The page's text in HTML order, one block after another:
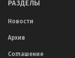
РАЗДЕЛЫ
Новости
Архив
Соглашение